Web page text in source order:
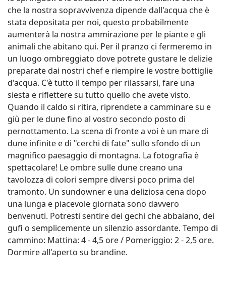
che la nostra sopravvivenza dipende dall'acqua che è
stata depositata per noi, questo probabilmente
aumenterà la nostra ammirazione per le piante e gli
animali che abitano qui. Per il pranzo ci fermeremo in
un luogo ombreggiato dove potrete gustare le delizie
preparate dai nostri chef e riempire le vostre bottiglie
d'acqua. C'è tutto il tempo per rilassarsi, fare una
siesta e riflettere su tutto quello che avete visto.
Quando il caldo si ritira, riprendete a camminare su e
giù per le dune fino al vostro secondo posto di
pernottamento. La scena di fronte a voi è un mare di
dune infinite e di "cerchi di fate" sullo sfondo di un
magnifico paesaggio di montagna. La fotografia è
spettacolare! Le ombre sulle dune creano una
tavolozza di colori sempre diversi poco prima del
tramonto. Un sundowner e una deliziosa cena dopo
una lunga e piacevole giornata sono davvero
benvenuti. Potresti sentire dei gechi che abbaiano, dei
gufi o semplicemente un silenzio assordante. Tempo di
cammino: Mattina: 4 - 4,5 ore / Pomeriggio: 2 - 2,5 ore.
Dormire all'aperto su brandine.